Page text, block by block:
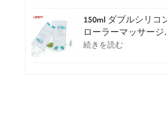
150ml ダブルシリコ
ローラーマッサージ
粧チューブ
続きを読む